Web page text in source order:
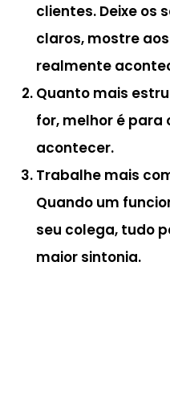
clientes. Deixe os
claros, mostre
realmente
Quanto mais
for, melhor é para
acontecer.
Trabalhe mais
Quando um
seu colega, tudo
maior sintonia.